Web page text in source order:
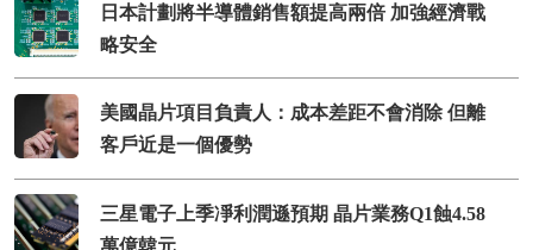
日本計劃將半導體銷售額提高兩倍 加強經濟戰
略安全
美國晶片項目負責人：成本差距不會消除 但離
客戶近是一個優勢
三星電子上季凈利潤遜預期 晶片業務Q1蝕4.58
萬億韓元